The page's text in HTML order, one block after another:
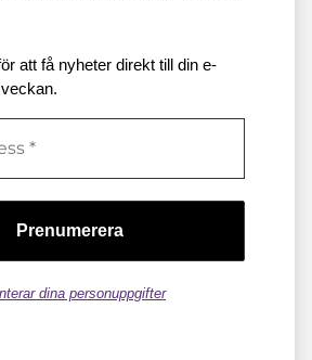
att få nyheter direkt till din e-
dina personuppgifter